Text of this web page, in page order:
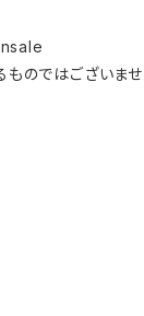
のではございま